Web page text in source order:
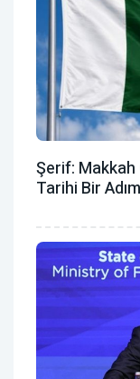
Şerif: Makkah
Tarihi Bir Adım